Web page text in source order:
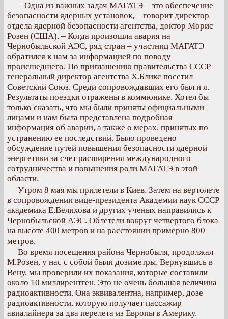
– Одна из важных задач МАГАТЭ – это обеспечение
безопасности ядерных установок, – говорит директор
отдела ядерной безопасности агентства, доктор Морис
Розен (США). – Когда произошла авария на
Чернобыльской АЭС, ряд стран – участниц МАГАТЭ
обратился к нам за информацией по поводу
происшедшего. По приглашению правительства СССР
генеральный директор агентства X.Бликс посетил
Советский Союз. Среди сопровождавших его был и я.
Результаты поездки отражены в коммюнике. Хотел бы
только сказать, что мы были приняты официальными
лицами и нам была представлена подробная
информация об аварии, а также о мерах, принятых по
устранению ее последствий. Было проведено
обсуждение путей повышения безопасности ядерной
энергетики за счет расширения международного
сотрудничества и повышения роли МАГАТЭ в этой
области.
Утром 8 мая мы прилетели в Киев. Затем на вертолете
в сопровождении вице-президента Академии наук СССР
академика Е.Велихова и других ученых направились к
Чернобыльской АЭС. Облетели вокруг четвертого блока
на высоте 400 метров и на расстоянии примерно 800
метров.
Во время посещения района Чернобыля, продолжал
М.Розен, у нас с собой были дозиметры. Вернувшись в
Вену, мы проверили их показания, которые составили
около 10 миллирентген. Это не очень большая величина
радиоактивности. Она эквивалентна, например, дозе
радиоактивности, которую получает пассажир
авиалайнера за два перелета из Европы в Америку.